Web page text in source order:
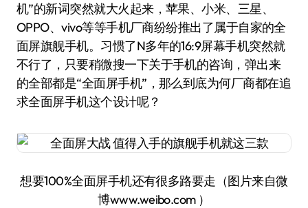
机”的新词突然就大火起来，苹果、小米、三星、
OPPO、vivo等等手机厂商纷纷推出了属于自家的全
面屏旗舰手机。习惯了N多年的16:9屏幕手机突然就
不行了，只要稍微搜一下关于手机的咨询，弹出来
的全部都是“全面屏手机”，那么到底为何厂商都在追
求全面屏手机这个设计呢？
想要100%全面屏手机还有很多路要走（图片来自微
博www.weibo.com ）